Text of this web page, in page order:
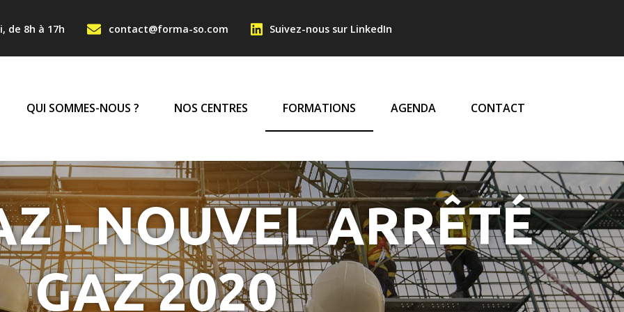
HAUT
de 8h à 17h contact@forma-so.com Suivez-nous sur LinkedIn
PRINCIPALE
QUI SOMMES-NOUS ? NOS CENTRES FORMATIONS AGENDA CONTACT
- NOUVEL ARRÊTÉ
GAZ 2020